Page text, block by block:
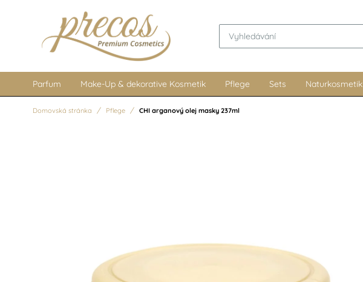
Parfum Make-Up & dekorative Kosmetik Pflege Sets Naturkosmetik
Domovská stránka Pflege CHI arganový olej masky 237ml